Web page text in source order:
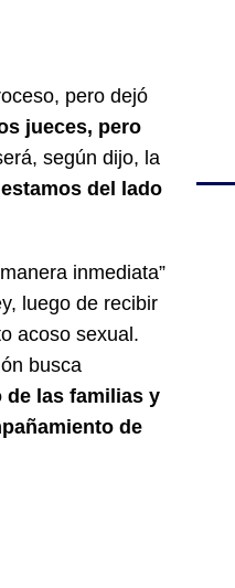
pero dejó
jueces, pero
según dijo, la
del lado
inmediata”
luego de recibir
acoso sexual.
busca
de las familias y
de